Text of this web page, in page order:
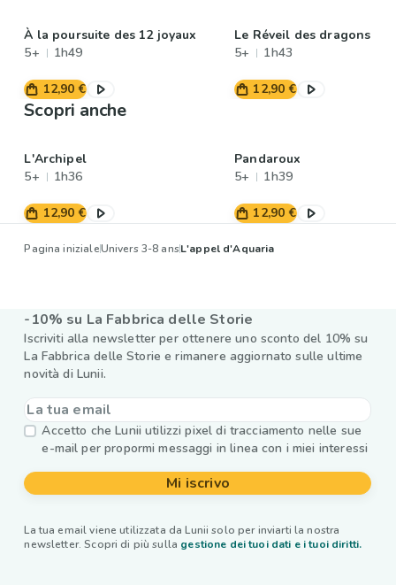
À la poursuite des 12 joyaux
5+
1h49
12,90 €
Le Réveil des dragons
5+
1h43
12,90 €
Scopri anche
L'Archipel
5+
1h36
12,90 €
Pandaroux
5+
1h39
12,90 €
Pagina inizialeUnivers 3-8 ansL'appel d'Aquaria
-10% su La Fabbrica delle Storie
Iscriviti alla newsletter per ottenere uno sconto del 10% su
La Fabbrica delle Storie e rimanere aggiornato sulle ultime
novità di Lunii.
Accetto che Lunii utilizzi pixel di tracciamento nelle sue
e-mail per propormi messaggi in linea con i miei interessi
Mi iscrivo
La tua email viene utilizzata da Lunii solo per inviarti la nostra
newsletter. Scopri di più sulla gestione dei tuoi dati e i tuoi diritti.